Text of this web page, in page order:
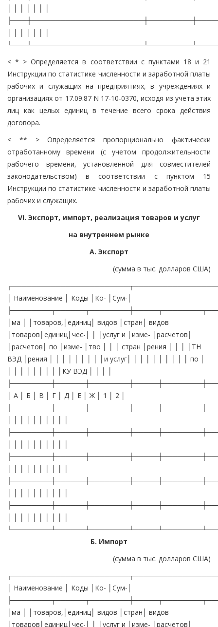
< * > Определяется в соответствии с пунктами 18 и 21
Инструкции по статистике численности и заработной платы
рабочих и служащих на предприятиях, в учреждениях и
организациях от 17.09.87 N 17-10-0370, исходя из учета этих
лиц как целых единиц в течение всего срока действия
договора.
< ** > Определяется пропорционально фактически
отработанному времени (с учетом продолжительности
рабочего времени, установленной для совместителей
законодательством) в соответствии с пунктом 15
Инструкции по статистике численности и заработной платы
рабочих и служащих.
VI. Экспорт, импорт, реализация товаров и услуг
на внутреннем рынке
А. Экспорт
(сумма в тыс. долларов США)
│ Наименование │ Коды │Ко- │Сум-│
│ма │ │товаров,│единиц│ видов │стран│ видов
│товаров│единиц│чес-│ │ │услуг и │изме- │расчетов│
│расчетов│ по │изме- │тво │ │ │ стран │рения │ │ │ │ТН
ВЭД │рения │ │ │ │ │ │ │ │ │и услуг│ │ │ │ │ │ │ │ │ │ по │
│ │ │ │ │ │ │ │ │КУ ВЭД │ │ │ │
│ А │ Б │ В │ Г │ Д │ Е │ Ж │ 1 │ 2 │
Б. Импорт
(сумма в тыс. долларов США)
│ Наименование │ Коды │Ко- │Сум-│
│ма │ │товаров,│единиц│ видов │стран│ видов
│товаров│единиц│чес-│ │ │услуг и │изме- │расчетов│